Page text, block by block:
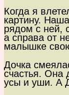
Когда я
картину.
рядом с ней,
а справа от
малышке
Дочка
счастья. Она
усы и уши. А